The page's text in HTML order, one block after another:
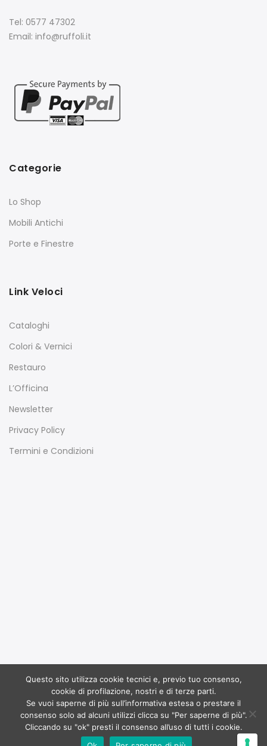
Tel: 0577 47302
Email: info@ruffoli.it
Categorie
Lo Shop
Mobili Antichi
Porte e Finestre
Link Veloci
Cataloghi
Colori & Vernici
Restauro
L’Officina
Newsletter
Privacy Policy
Termini e Condizioni
Copyright 2017Ruffoliall rights reserved. Powered by
Dinamo
Banca del Mezzogiorno MedioCredito Centrale S.p.A. | 25.000,00 | 30/06/2020 |
Garanzia diretta, Fondo di garanzia PMI, DL n.23 del 08/04/2020 (presente
Questo sito utilizza cookie tecnici e, previo tuo consenso,
cookie di profilazione, nostri e di terze parti.
Se vuoi saperne di più sull’informativa estesa o prestare il
consenso solo ad alcuni utilizzi clicca su "Per saperne di più".
Cliccando su "ok" presti il consenso all’uso di tutti i cookie.